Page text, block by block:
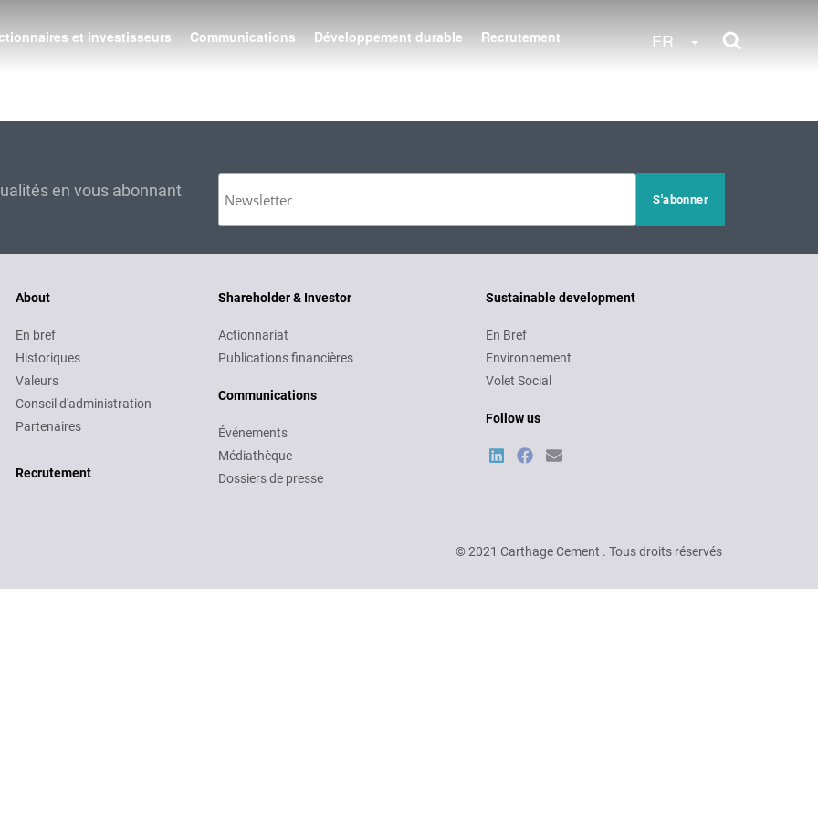
et investisseurs Communications Développement durable Recrutement FR Toggle
en vous abonnant
About
En bref
Historiques
Valeurs
Conseil d'administration
Partenaires
Recrutement
Shareholder & Investor
Actionnariat
Publications financières
Communications
Événements
Médiathèque
Dossiers de presse
Sustainable development
En Bref
Environnement
Volet Social
Follow us
© 2021 Carthage Cement . Tous droits réservés